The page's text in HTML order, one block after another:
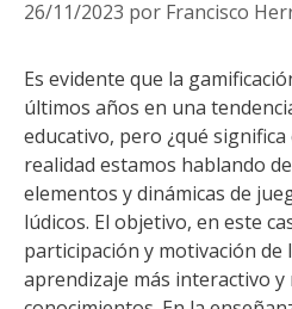
26/11/2023 por Francisco
Es evidente que la
últimos años en una
educativo, pero ¿qué significa
realidad estamos hablando
elementos y dinámicas de
lúdicos. El objetivo, en este
participación y motivación de
aprendizaje más interactivo